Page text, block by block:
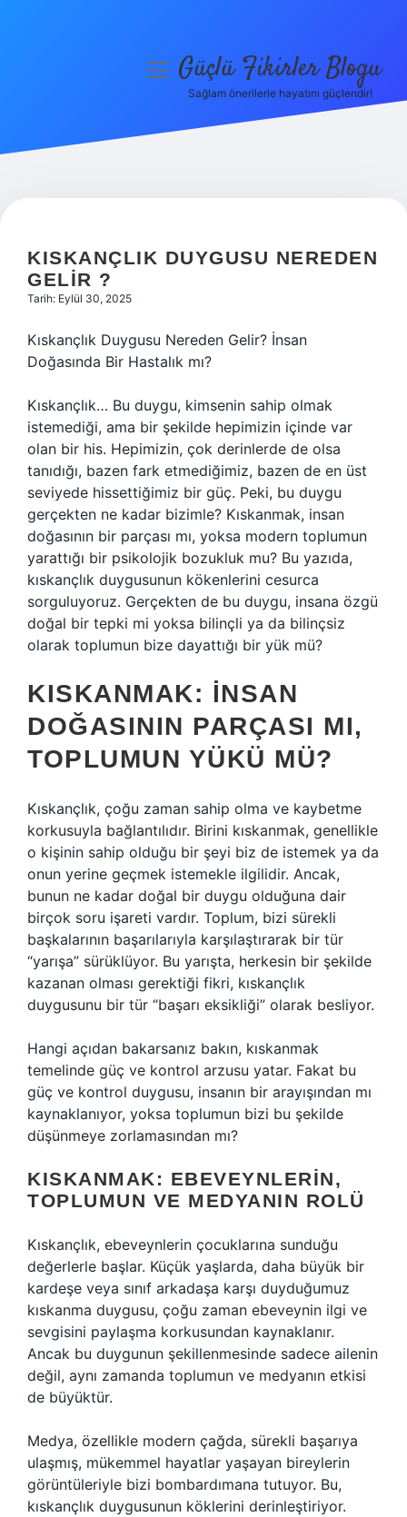
Hakkımızda
menüyüGüçlü Fikirler Blogu
Sağlam önerilerle hayatını güçlendir!
KISKANÇLIK DUYGUSU NEREDEN
GELIR ?
Tarih: Eylül 30, 2025
Kıskançlık Duygusu Nereden Gelir? İnsan
Doğasında Bir Hastalık mı?
Kıskançlık… Bu duygu, kimsenin sahip olmak
istemediği, ama bir şekilde hepimizin içinde var
olan bir his. Hepimizin, çok derinlerde de olsa
tanıdığı, bazen fark etmediğimiz, bazen de en üst
seviyede hissettiğimiz bir güç. Peki, bu duygu
gerçekten ne kadar bizimle? Kıskanmak, insan
doğasının bir parçası mı, yoksa modern toplumun
yarattığı bir psikolojik bozukluk mu? Bu yazıda,
kıskançlık duygusunun kökenlerini cesurca
sorguluyoruz. Gerçekten de bu duygu, insana özgü
doğal bir tepki mi yoksa bilinçli ya da bilinçsiz
olarak toplumun bize dayattığı bir yük mü?
KISKANMAK: İNSAN
DOĞASININ PARÇASI MI,
TOPLUMUN YÜKÜ MÜ?
Kıskançlık, çoğu zaman sahip olma ve kaybetme
korkusuyla bağlantılıdır. Birini kıskanmak, genellikle
o kişinin sahip olduğu bir şeyi biz de istemek ya da
onun yerine geçmek istemekle ilgilidir. Ancak,
bunun ne kadar doğal bir duygu olduğuna dair
birçok soru işareti vardır. Toplum, bizi sürekli
başkalarının başarılarıyla karşılaştırarak bir tür
“yarışa” sürüklüyor. Bu yarışta, herkesin bir şekilde
kazanan olması gerektiği fikri, kıskançlık
duygusunu bir tür “başarı eksikliği” olarak besliyor.
Hangi açıdan bakarsanız bakın, kıskanmak
temelinde güç ve kontrol arzusu yatar. Fakat bu
güç ve kontrol duygusu, insanın bir arayışından mı
kaynaklanıyor, yoksa toplumun bizi bu şekilde
düşünmeye zorlamasından mı?
KISKANMAK: EBEVEYNLERIN,
TOPLUMUN VE MEDYANIN ROLÜ
Kıskançlık, ebeveynlerin çocuklarına sunduğu
değerlerle başlar. Küçük yaşlarda, daha büyük bir
kardeşe veya sınıf arkadaşa karşı duyduğumuz
kıskanma duygusu, çoğu zaman ebeveynin ilgi ve
sevgisini paylaşma korkusundan kaynaklanır.
Ancak bu duygunun şekillenmesinde sadece ailenin
değil, aynı zamanda toplumun ve medyanın etkisi
de büyüktür.
Medya, özellikle modern çağda, sürekli başarıya
ulaşmış, mükemmel hayatlar yaşayan bireylerin
görüntüleriyle bizi bombardımana tutuyor. Bu,
kıskançlık duygusunun köklerini derinleştiriyor.